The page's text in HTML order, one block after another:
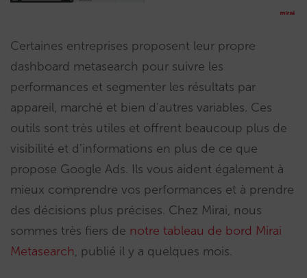
Certaines entreprises proposent leur propre
dashboard metasearch pour suivre les
performances et segmenter les résultats par
appareil, marché et bien d’autres variables. Ces
outils sont très utiles et offrent beaucoup plus de
visibilité et d’informations en plus de ce que
propose Google Ads. Ils vous aident également à
mieux comprendre vos performances et à prendre
des décisions plus précises. Chez Mirai, nous
sommes très fiers de notre tableau de bord Mirai
Metasearch, publié il y a quelques mois.